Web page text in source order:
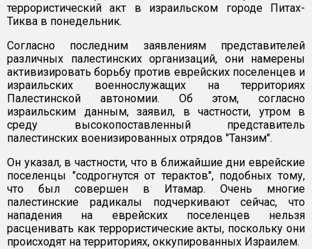
террористический акт в израильском городе Питах-
Тиква в понедельник.
Согласно последним заявлениям представителей
различных палестинских организаций, они намерены
активизировать борьбу против еврейских поселенцев и
израильских военнослужащих на территориях
Палестинской автономии. Об этом, согласно
израильским данным, заявил, в частности, утром в
среду высокопоставленный представитель
палестинских военизированных отрядов "Танзим".
Он указал, в частности, что в ближайшие дни еврейские
поселенцы "содрогнутся от терактов", подобных тому,
что был совершен в Итамар. Очень многие
палестинские радикалы подчеркивают сейчас, что
нападения на еврейских поселенцев нельзя
расценивать как террористические акты, поскольку они
происходят на территориях, оккупированных Израилем.